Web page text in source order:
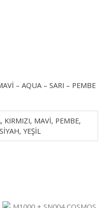
– AQUA – SARI – PEMBE
KIRMIZI, MAVİ, PEMBE,
YEŞİL